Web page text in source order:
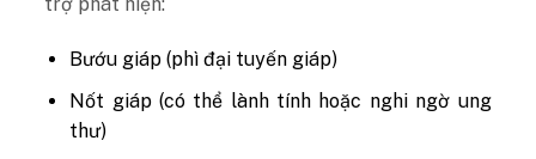
Bướu giáp (phì đại tuyến giáp)
Nốt giáp (có thể lành tính hoặc nghi ngờ ung
thư)